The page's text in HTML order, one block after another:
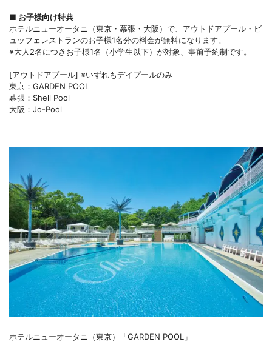
■ お子様向け特典
ホテルニューオータニ（東京・幕張・大阪）で、アウトドアプール・ビ
ュッフェレストランのお子様1名分の料金が無料になります。
※大人2名につきお子様1名（小学生以下）が対象、事前予約制です。
[アウトドアプール] ※いずれもデイプールのみ
東京：GARDEN POOL
幕張：Shell Pool
大阪：Jo-Pool
ホテルニューオータニ（東京）「GARDEN POOL」